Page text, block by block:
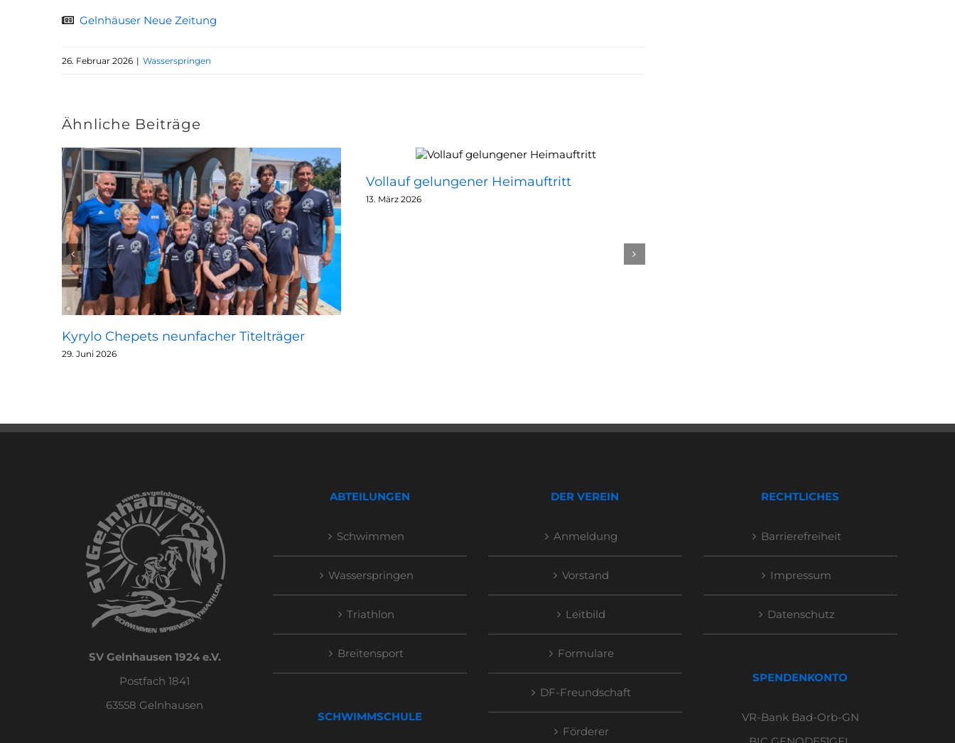
Gelnhäuser Neue Zeitung
26. Februar 2026 | Wasserspringen
Ähnliche Beiträge
Kyrylo Chepets neunfacher Titelträger
29. Juni 2026
Vollauf gelungener Heimauftritt
13. März 2026
SV Gelnhausen 1924 e.V.
Postfach 1841
63558 Gelnhausen
ABTEILUNGEN
Schwimmen
Wasserspringen
Triathlon
Breitensport
SCHWIMMSCHULE
DER VEREIN
Anmeldung
Vorstand
Leitbild
Formulare
DF-Freundschaft
Förderer
RECHTLICHES
Barrierefreiheit
Impressum
Datenschutz
SPENDENKONTO
VR-Bank Bad-Orb-GN